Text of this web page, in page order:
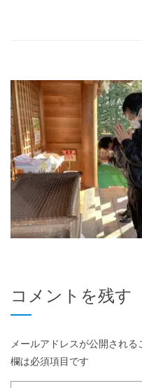
コメントを残す
メールアドレスが公開される
欄は必須項目です